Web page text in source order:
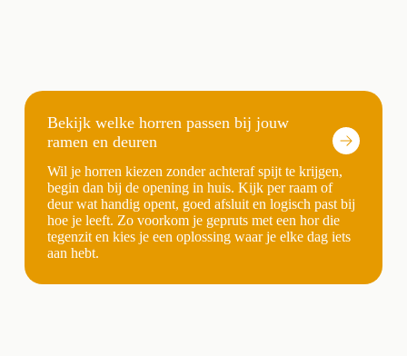
Bekijk welke horren passen bij jouw
ramen en deuren
Wil je horren kiezen zonder achteraf spijt te krijgen,
begin dan bij de opening in huis. Kijk per raam of
deur wat handig opent, goed afsluit en logisch past bij
hoe je leeft. Zo voorkom je gepruts met een hor die
tegenzit en kies je een oplossing waar je elke dag iets
aan hebt.